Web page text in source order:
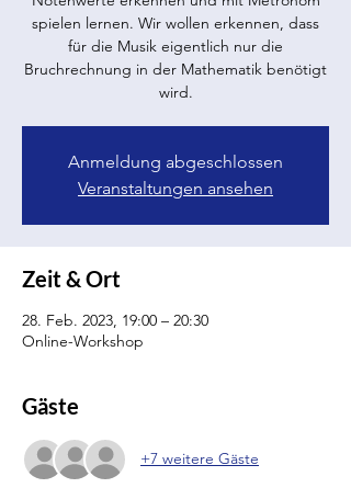
spielen lernen. Wir wollen erkennen, dass
für die Musik eigentlich nur die
Bruchrechnung in der Mathematik benötigt
wird.
Anmeldung abgeschlossen
Veranstaltungen ansehen
Zeit & Ort
28. Feb. 2023, 19:00 – 20:30
Online-Workshop
Gäste
+7 weitere Gäste